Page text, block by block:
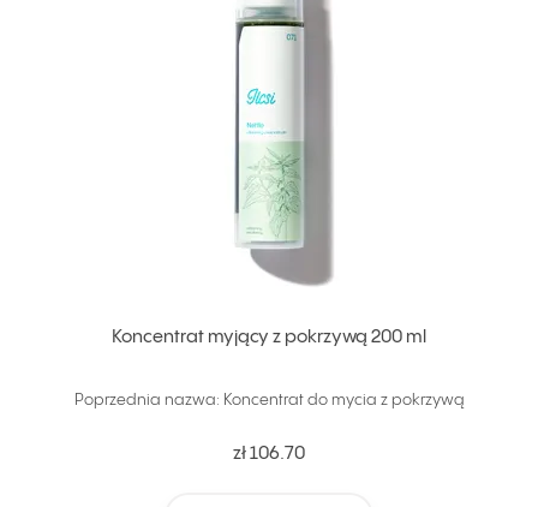
Koncentrat myjący z pokrzywą 200 ml
Poprzednia nazwa: Koncentrat do mycia z pokrzywą
zł 106.70